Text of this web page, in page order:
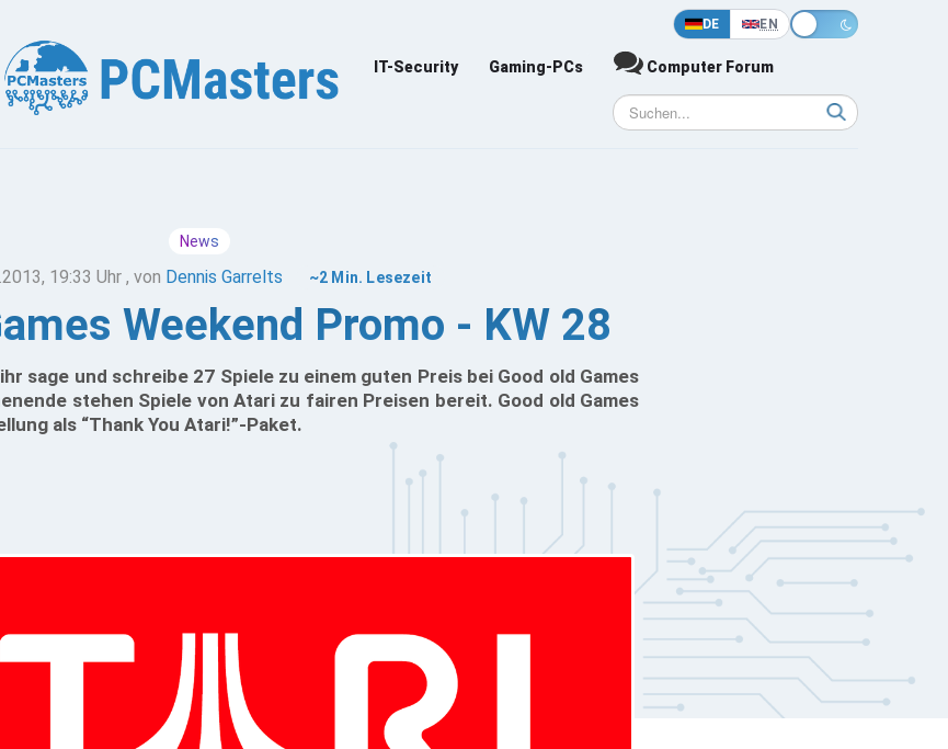
DE EN
IT-Security Gaming-PCs Computer Forum
News
19:33 Uhr , von Dennis Garrelts ~2 Min. Lesezeit
Weekend Promo - KW 28
sage und schreibe 27 Spiele zu einem guten Preis bei Good old Games
stehen Spiele von Atari zu fairen Preisen bereit. Good old Games
als “Thank You Atari!”-Paket.